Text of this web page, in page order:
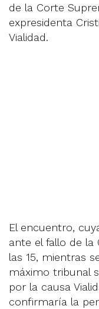
de la Corte
expresidenta
Vialidad.
El encuentro,
ante el fallo de la
las 15, mientras
máximo tribunal
por la causa
confirmaría la